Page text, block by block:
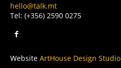
hello@talk.mt
Tel: (+356) 2590 0275
Website ArtHouse Design Studio